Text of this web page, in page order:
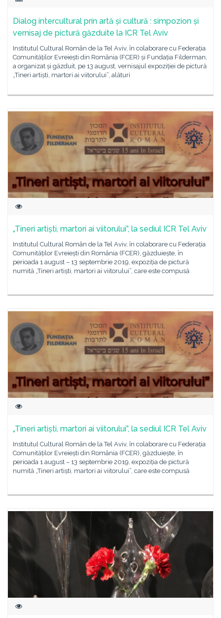
Dialog intercultural prin artă și cultură : simpozion și
vernisaj de pictură găzduite la ICR Tel Aviv
Institutul Cultural Român de la Tel Aviv, în colaborare cu Federația
Comunităților Evreiești din România (FCER) și Fundația Filderman,
a organizat și găzduit, pe 13 august, vernisajul expoziției de pictură
„Tineri artiști, martori ai viitorului”, alături
„Tineri artiști, martori ai viitorului”, la sediul ICR Tel Aviv
Institutul Cultural Român de la Tel Aviv, în colaborare cu Federația
Comunităților Evreiești din România (FCER), găzduiește, în
perioada 1 august – 13 septembrie 2019, expoziția de pictură
numită „Tineri artiști, martori ai viitorului”, care este compusă
„Tineri artiști, martori ai viitorului”, la sediul ICR Tel Aviv
Institutul Cultural Român de la Tel Aviv, în colaborare cu Federația
Comunităților Evreiești din România (FCER), găzduiește, în
perioada 1 august – 13 septembrie 2019, expoziția de pictură
numită „Tineri artiști, martori ai viitorului”, care este compusă